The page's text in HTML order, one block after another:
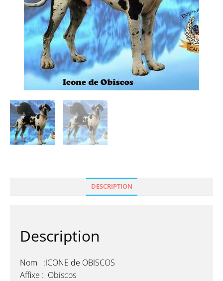
DESCRIPTION
Description
Nom :ICONE de OBISCOS
Affixe : Obiscos